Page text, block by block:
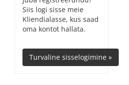
Siis logi sisse meie
Kliendialasse, kus saad
oma kontot hallata.